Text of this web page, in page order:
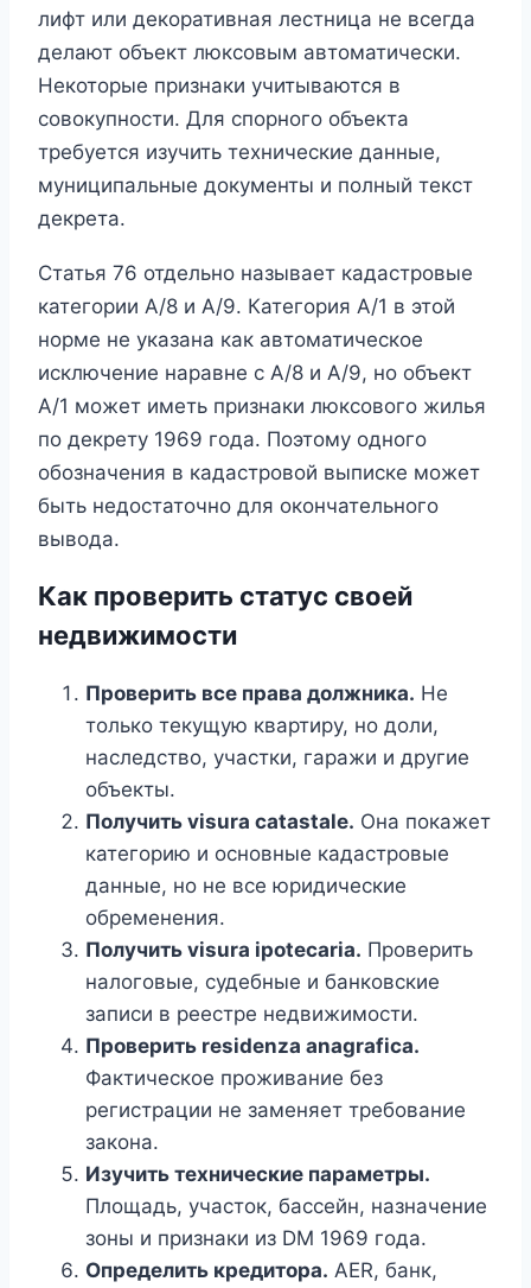
лифт или декоративная лестница не всегда
делают объект люксовым автоматически.
Некоторые признаки учитываются в
совокупности. Для спорного объекта
требуется изучить технические данные,
муниципальные документы и полный текст
декрета.
Статья 76 отдельно называет кадастровые
категории A/8 и A/9. Категория A/1 в этой
норме не указана как автоматическое
исключение наравне с A/8 и A/9, но объект
A/1 может иметь признаки люксового жилья
по декрету 1969 года. Поэтому одного
обозначения в кадастровой выписке может
быть недостаточно для окончательного
вывода.
Как проверить статус своей
недвижимости
Проверить все права должника. Не
только текущую квартиру, но доли,
наследство, участки, гаражи и другие
объекты.
Получить visura catastale. Она покажет
категорию и основные кадастровые
данные, но не все юридические
обременения.
Получить visura ipotecaria. Проверить
налоговые, судебные и банковские
записи в реестре недвижимости.
Проверить residenza anagrafica.
Фактическое проживание без
регистрации не заменяет требование
закона.
Изучить технические параметры.
Площадь, участок, бассейн, назначение
зоны и признаки из DM 1969 года.
Определить кредитора. AER, банк,